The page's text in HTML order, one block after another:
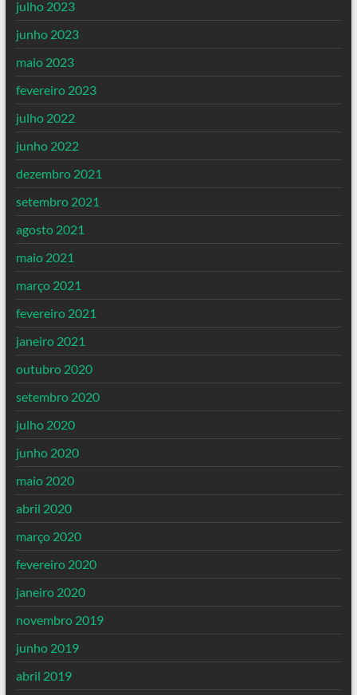
julho 2023
junho 2023
maio 2023
fevereiro 2023
julho 2022
junho 2022
dezembro 2021
setembro 2021
agosto 2021
maio 2021
março 2021
fevereiro 2021
janeiro 2021
outubro 2020
setembro 2020
julho 2020
junho 2020
maio 2020
abril 2020
março 2020
fevereiro 2020
janeiro 2020
novembro 2019
junho 2019
abril 2019